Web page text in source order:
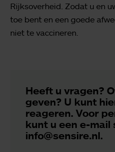
Rijksoverheid. Zodat u en
toe bent en een goede
niet te vaccineren.
Heeft u vragen?
geven? U kunt
reageren. Voor
kunt u een e-mail
info@sensire.nl.